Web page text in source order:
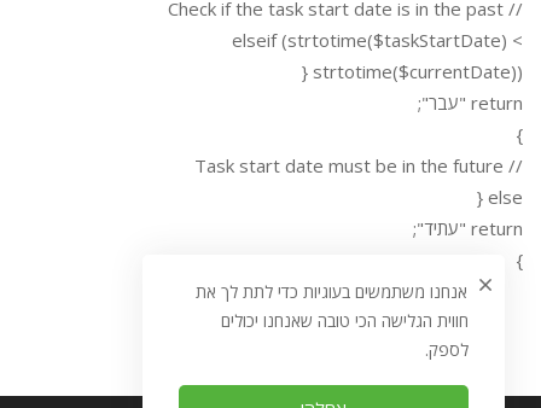
// Check if the task start date is in the past
elseif (strtotime($taskStartDate) <
strtotime($currentDate)) {
return "עבר";
}
// Task start date must be in the future
else {
return "עתיד";
}
אנחנו משתמשים בעוגיות כדי לתת לך את
חווית הגלישה הכי טובה שאנחנו יכולים
לספק.